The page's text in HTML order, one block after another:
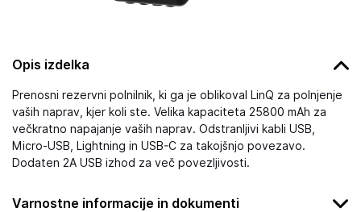
Opis izdelka
Prenosni rezervni polnilnik, ki ga je oblikoval LinQ za polnjenje
vaših naprav, kjer koli ste. Velika kapaciteta 25800 mAh za
večkratno napajanje vaših naprav. Odstranljivi kabli USB,
Micro-USB, Lightning in USB-C za takojšnjo povezavo.
Dodaten 2A USB izhod za več povezljivosti.
Varnostne informacije in dokumenti